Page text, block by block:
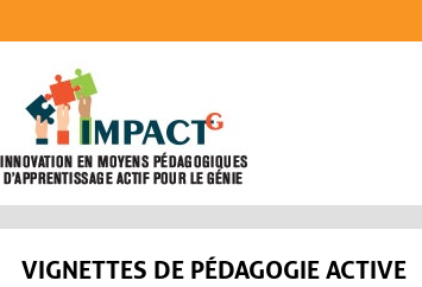
VIGNETTES DE PÉDAGOGIE ACTIVE